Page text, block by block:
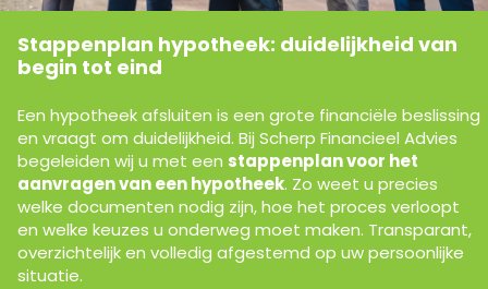
Stappenplan hypotheek: duidelijkheid van
begin tot eind
Een hypotheek afsluiten is een grote financiële beslissing
en vraagt om duidelijkheid. Bij Scherp Financieel Advies
begeleiden wij u met een stappenplan voor het
aanvragen van een hypotheek. Zo weet u precies
welke documenten nodig zijn, hoe het proces verloopt
en welke keuzes u onderweg moet maken. Transparant,
overzichtelijk en volledig afgestemd op uw persoonlijke
situatie.